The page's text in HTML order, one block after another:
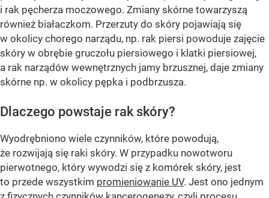
i rak pęcherza moczowego. Zmiany skórne towarzyszą
również białaczkom. Przerzuty do skóry pojawiają się
w okolicy chorego narządu, np. rak piersi powoduje zajęcie
skóry w obrębie gruczołu piersiowego i klatki piersiowej,
a rak narządów wewnętrznych jamy brzusznej, daje zmiany
skórne np. w okolicy pępka i podbrzusza.
Dlaczego powstaje rak skóry?
Wyodrębniono wiele czynników, które powodują,
że rozwijają się raki skóry. W przypadku nowotworu
pierwotnego, który wywodzi się z komórek skóry, jest
to przede wszystkim promieniowanie UV. Jest ono jednym